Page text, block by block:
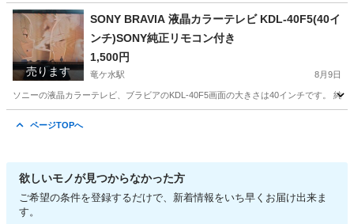
鹿児島 鹿児島市 その他
売ります
SONY BRAVIA 液晶カラーテレビ KDL-40F5(40イ
ンチ)SONY純正リモコン付き
1,500円
竜ケ水駅 8月9日
ソニーの液晶カラーテレビ、ブラビアのKDL-40F5画面の大きさは40インチです
ページTOPへ
欲しいモノが見つからなかった方
ご希望の条件を登録するだけで、新着情報をいち早くお届け出来ま
す。